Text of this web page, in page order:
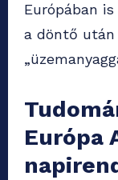
Európában
a döntő
Európa